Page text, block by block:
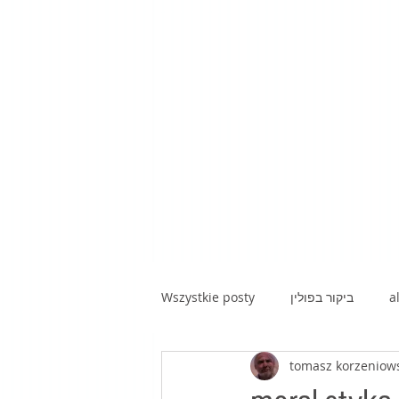
Wszystkie posty ביקור בפולין
kawa z hebrajskątomasz